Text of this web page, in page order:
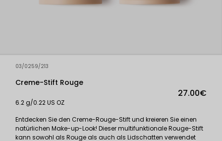
03/0259/213
Creme-Stift Rouge
27.00€
6.2 g/0.22 US OZ
Entdecken Sie den Creme-Rouge-Stift und kreieren Sie einen
natürlichen Make-up-Look! Dieser multifunktionale Rouge-Stift
kann sowohl als Rouge als auch als Lidschatten verwendet